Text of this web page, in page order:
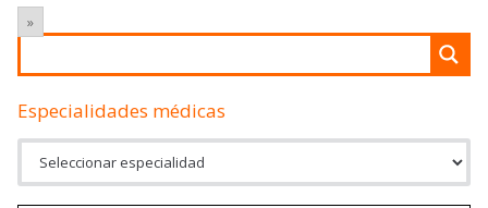
»
Especialidades médicas